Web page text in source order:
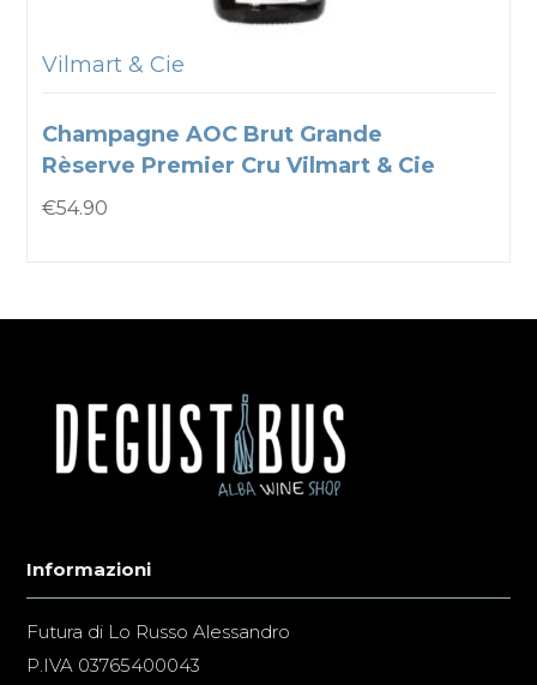
Vilmart & Cie
Champagne AOC Brut Grande
Rèserve Premier Cru Vilmart & Cie
€54.90
Informazioni
Futura di Lo Russo Alessandro
P.IVA 03765400043